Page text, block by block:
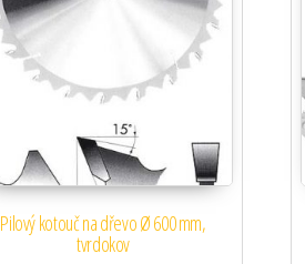
Pilový kotouč na dřevo Ø 600 mm,
tvrdokov